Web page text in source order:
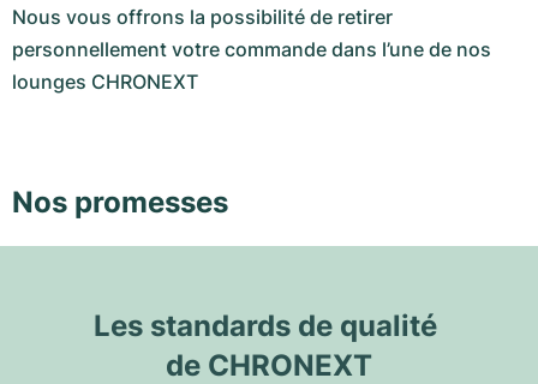
Nous vous offrons la possibilité de retirer
personnellement votre commande dans l’une de nos
lounges CHRONEXT
Nos promesses
Les standards de qualité
de CHRONEXT